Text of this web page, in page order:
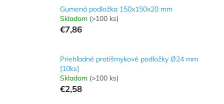
Gumená podložka 150x150x20 mm
Skladom (>100 ks)
€7,86
Priehľadné protišmykové podložky Ø24 mm
[10ks]
Skladom (>100 ks)
€2,58